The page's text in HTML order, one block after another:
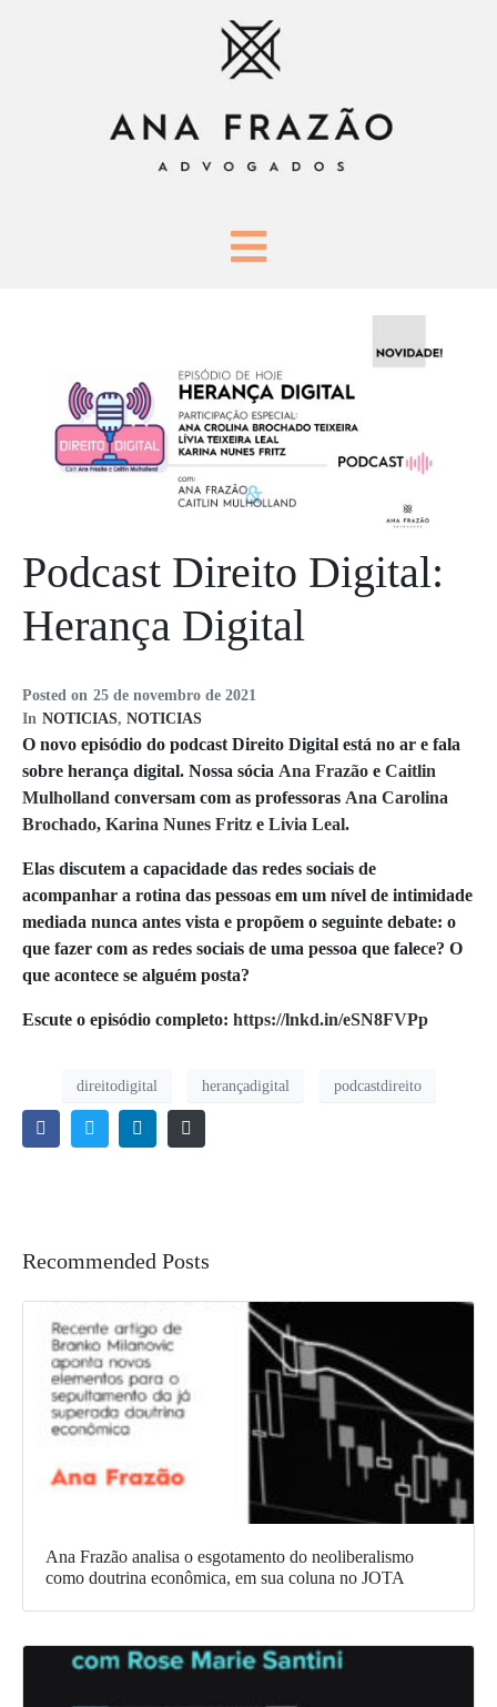
Posted on 25 de novembro de 2021
In NOTICIAS, NOTICIAS
Podcast Direito Digital:
Herança Digital
O novo episódio do podcast Direito Digital está no ar e fala
sobre herança digital. Nossa sócia Ana Frazão e Caitlin
Mulholland conversam com as professoras Ana Carolina
Brochado, Karina Nunes Fritz e Livia Leal.
Elas discutem a capacidade das redes sociais de
acompanhar a rotina das pessoas em um nível de intimidade
mediada nunca antes vista e propõem o seguinte debate: o
que fazer com as redes sociais de uma pessoa que falece? O
que acontece se alguém posta?
Escute o episódio completo: https://lnkd.in/eSN8FVPp
direitodigital herançadigital podcastdireito
Recommended Posts
Ana Frazão analisa o esgotamento do neoliberalismo
como doutrina econômica, em sua coluna no JOTA